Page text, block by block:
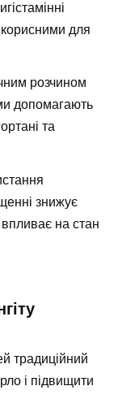
для
розчином
допомагають
та
знижує
на стан
традиційний
і підвищити